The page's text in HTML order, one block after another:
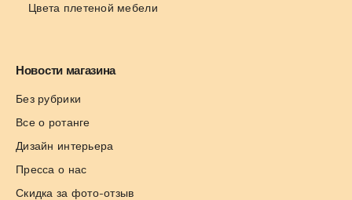
Цвета плетеной мебели
Новости магазина
Без рубрики
Все о ротанге
Дизайн интерьера
Пресса о нас
Скидка за фото-отзыв